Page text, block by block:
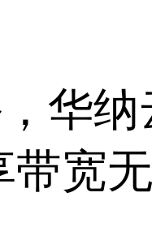
华
带宽